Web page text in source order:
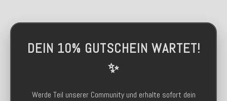
DEIN 10% GUTSCHEIN WARTET!
✨
Werde Teil unserer Community und erhalte sofort dein